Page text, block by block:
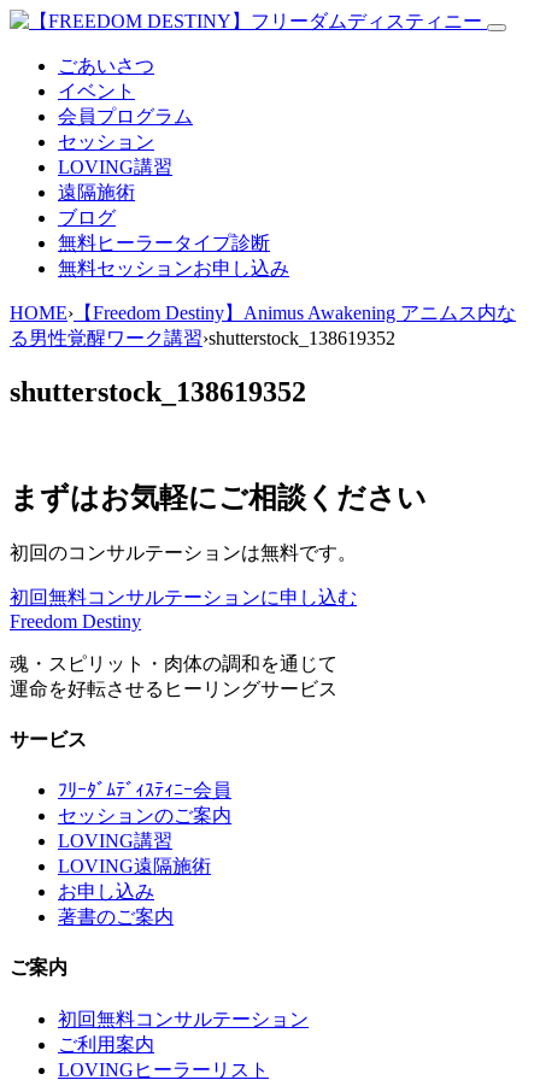
ごあいさつ
イベント
会員プログラム
セッション
LOVING講習
遠隔施術
ブログ
無料ヒーラータイプ診断
無料セッションお申し込み
HOME› 【Freedom Destiny】Animus Awakening アニムス内な
る男性覚醒ワーク講習›shutterstock_138619352
shutterstock_138619352
まずはお気軽にご相談ください
初回のコンサルテーションは無料です。
初回無料コンサルテーションに申し込む
Freedom Destiny
魂・スピリット・肉体の調和を通じて
運命を好転させるヒーリングサービス
サービス
ﾌﾘｰﾀﾞﾑﾃﾞｨｽﾃｨﾆｰ会員
セッションのご案内
LOVING講習
LOVING遠隔施術
お申し込み
著書のご案内
ご案内
初回無料コンサルテーション
ご利用案内
LOVINGヒーラーリスト